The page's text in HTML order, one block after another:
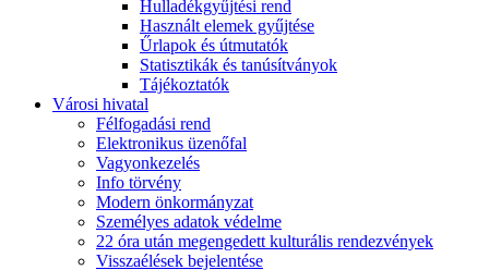
Hulladékgyűjtési rend
Használt elemek gyűjtése
Űrlapok és útmutatók
Statisztikák és tanúsítványok
Tájékoztatók
Városi hivatal
Félfogadási rend
Elektronikus üzenőfal
Vagyonkezelés
Info törvény
Modern önkormányzat
Személyes adatok védelme
22 óra után megengedett kulturális rendezvények
Visszaélések bejelentése